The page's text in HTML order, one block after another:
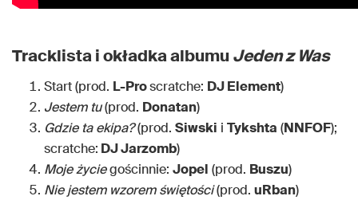
Tracklista i okładka albumuJeden z Was
Start (prod. L-Proscratche: DJ Element)
Jestem tu(prod. Donatan)
Gdzie ta ekipa?(prod. Siwski i Tykshta (NNFOF);
scratche: DJ Jarzomb)
Moje życiegościnnie: Jopel (prod. Buszu)
Nie jestem wzorem świętości(prod. uRban)